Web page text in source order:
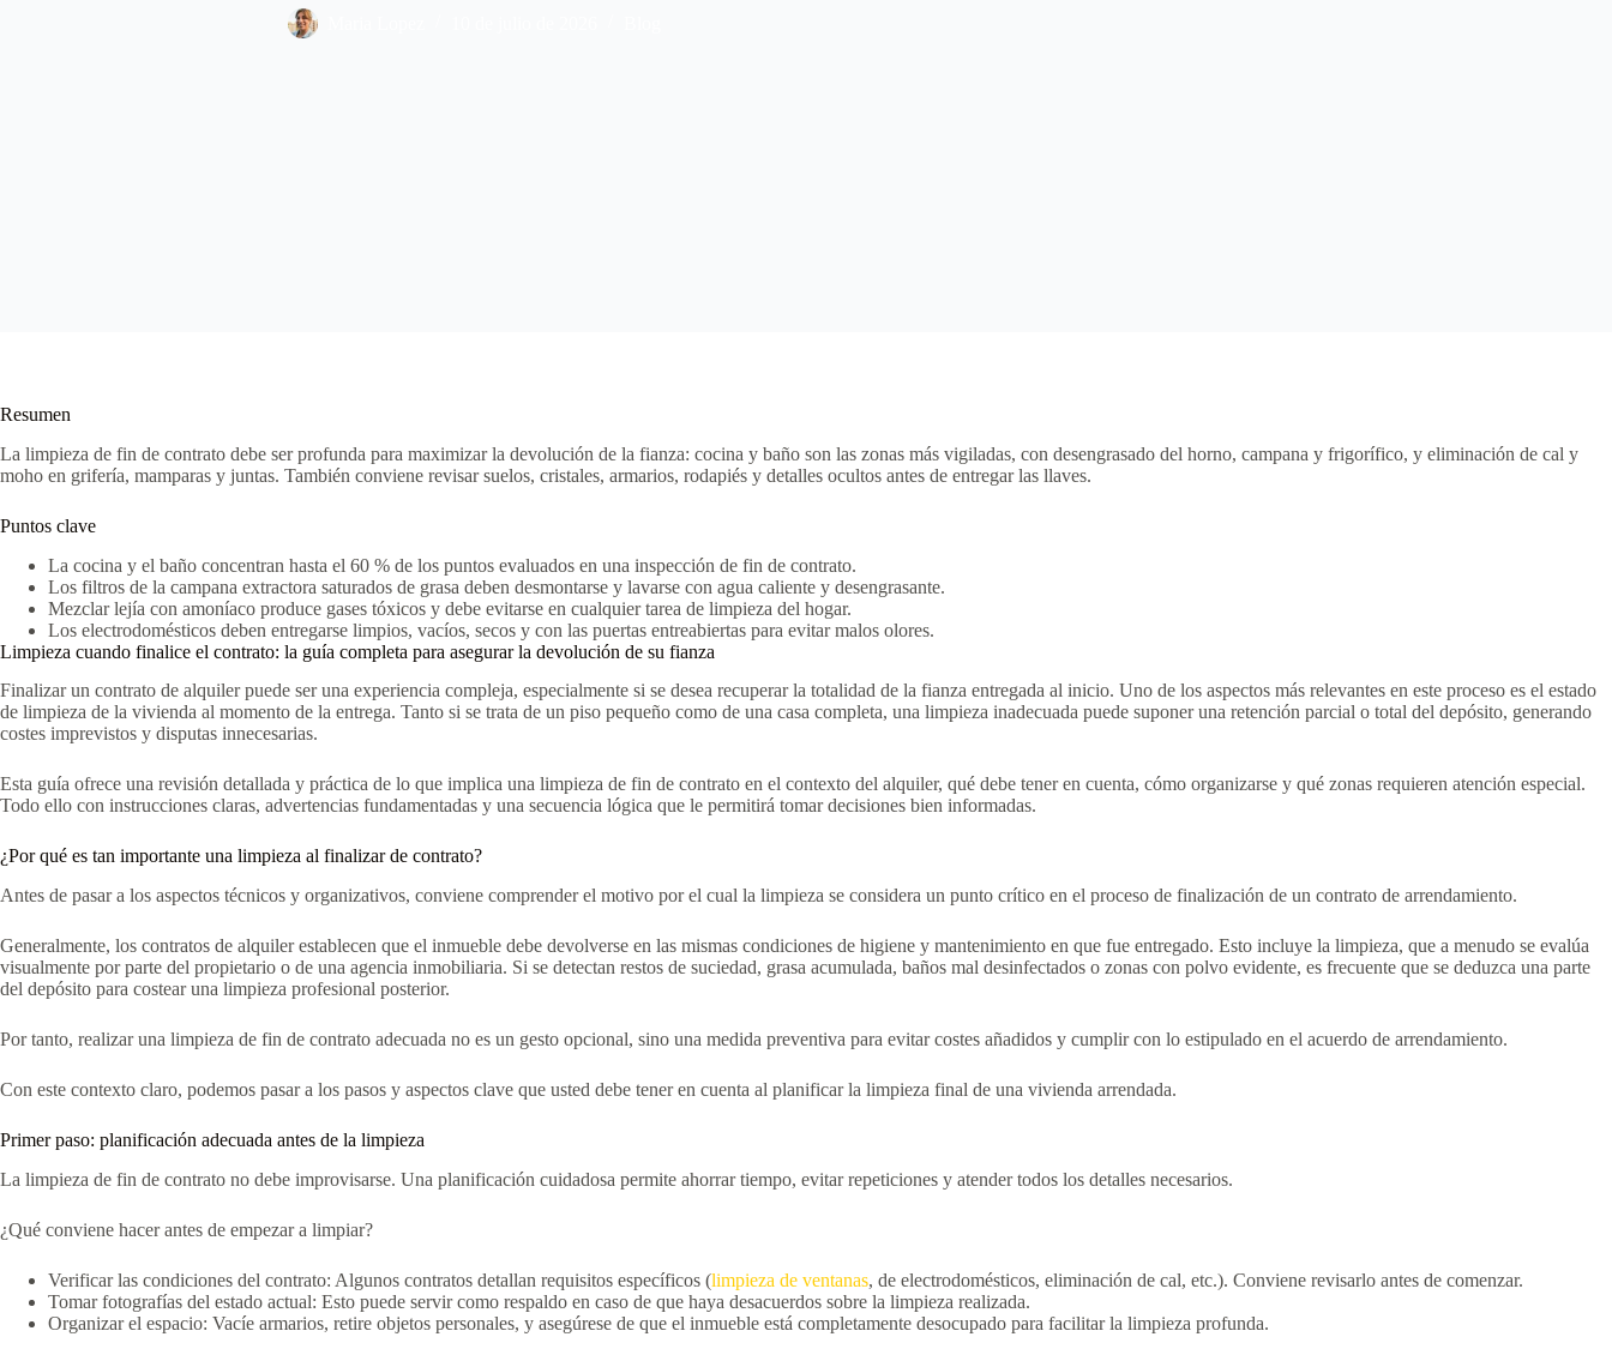
Resumen
La limpieza de fin de contrato debe ser profunda para maximizar la devolución de la fianza: cocina y baño son las zonas más vigiladas, con desengrasado del horno, campana y frigorífico, y eliminación de cal y
moho en grifería, mamparas y juntas. También conviene revisar suelos, cristales, armarios, rodapiés y detalles ocultos antes de entregar las llaves.
Puntos clave
La cocina y el baño concentran hasta el 60 % de los puntos evaluados en una inspección de fin de contrato.
Los filtros de la campana extractora saturados de grasa deben desmontarse y lavarse con agua caliente y desengrasante.
Mezclar lejía con amoníaco produce gases tóxicos y debe evitarse en cualquier tarea de limpieza del hogar.
Los electrodomésticos deben entregarse limpios, vacíos, secos y con las puertas entreabiertas para evitar malos olores.
Limpieza cuando finalice el contrato: la guía completa para asegurar la devolución de su fianza
Finalizar un contrato de alquiler puede ser una experiencia compleja, especialmente si se desea recuperar la totalidad de la fianza entregada al inicio. Uno de los aspectos más relevantes en este proceso es el estado
de limpieza de la vivienda al momento de la entrega. Tanto si se trata de un piso pequeño como de una casa completa, una limpieza inadecuada puede suponer una retención parcial o total del depósito, generando
costes imprevistos y disputas innecesarias.
Esta guía ofrece una revisión detallada y práctica de lo que implica una limpieza de fin de contrato en el contexto del alquiler, qué debe tener en cuenta, cómo organizarse y qué zonas requieren atención especial.
Todo ello con instrucciones claras, advertencias fundamentadas y una secuencia lógica que le permitirá tomar decisiones bien informadas.
¿Por qué es tan importante una limpieza al finalizar de contrato?
Antes de pasar a los aspectos técnicos y organizativos, conviene comprender el motivo por el cual la limpieza se considera un punto crítico en el proceso de finalización de un contrato de arrendamiento.
Generalmente, los contratos de alquiler establecen que el inmueble debe devolverse en las mismas condiciones de higiene y mantenimiento en que fue entregado. Esto incluye la limpieza, que a menudo se evalúa
visualmente por parte del propietario o de una agencia inmobiliaria. Si se detectan restos de suciedad, grasa acumulada, baños mal desinfectados o zonas con polvo evidente, es frecuente que se deduzca una parte
del depósito para costear una limpieza profesional posterior.
Por tanto, realizar una limpieza de fin de contrato adecuada no es un gesto opcional, sino una medida preventiva para evitar costes añadidos y cumplir con lo estipulado en el acuerdo de arrendamiento.
Con este contexto claro, podemos pasar a los pasos y aspectos clave que usted debe tener en cuenta al planificar la limpieza final de una vivienda arrendada.
Primer paso: planificación adecuada antes de la limpieza
La limpieza de fin de contrato no debe improvisarse. Una planificación cuidadosa permite ahorrar tiempo, evitar repeticiones y atender todos los detalles necesarios.
¿Qué conviene hacer antes de empezar a limpiar?
Verificar las condiciones del contrato: Algunos contratos detallan requisitos específicos (limpieza de ventanas, de electrodomésticos, eliminación de cal, etc.). Conviene revisarlo antes de comenzar.
Tomar fotografías del estado actual: Esto puede servir como respaldo en caso de que haya desacuerdos sobre la limpieza realizada.
Organizar el espacio: Vacíe armarios, retire objetos personales, y asegúrese de que el inmueble está completamente desocupado para facilitar la limpieza profunda.